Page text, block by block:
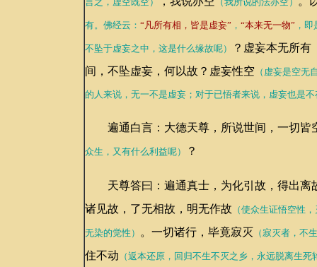
有。佛经云： “凡所有相，皆是虚妄” ， “本来无一物” ，
不坠于虚妄之中，这是什么缘故呢） ？虚妄本无所有
间，不坠虚妄，何以故？虚妄性空 （虚妄是空无
的人来说，无一不是虚妄；对于已悟者来说，虚妄也是
遍通白言：大德天尊，所说世间，一切皆
众生，又有什么利益呢） ？
天尊答曰：遍通真士，为化引故，得出离
诸见故，了无相故，明无作故 （使众生证悟空性
无染的觉性） 。一切诸行，毕竟寂灭 （寂灭者，不
住不动 （返本还原，回归不生不灭之乡，永远脱离生死